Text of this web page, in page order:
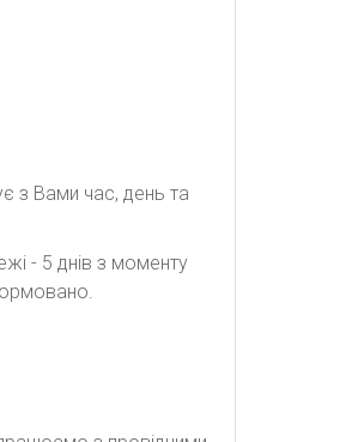
з Вами час, день та
- 5 днів з моменту